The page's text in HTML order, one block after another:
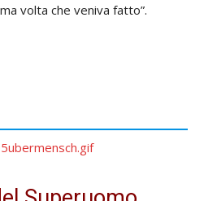
volta che veniva fatto”.